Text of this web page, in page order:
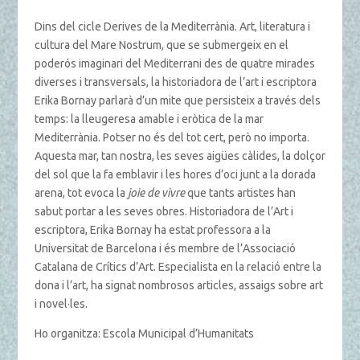
Dins del cicle Derives de la Mediterrània. Art, literatura i
cultura del Mare Nostrum, que se submergeix en el
poderós imaginari del Mediterrani des de quatre mirades
diverses i transversals, la historiadora de l’art i escriptora
Erika Bornay parlarà d’un mite que persisteix a través dels
temps: la lleugeresa amable i eròtica de la mar
Mediterrània. Potser no és del tot cert, però no importa.
Aquesta mar, tan nostra, les seves aigües càlides, la dolçor
del sol que la fa emblavir i les hores d’oci junt a la dorada
arena, tot evoca la joie de vivreque tants artistes han
sabut portar a les seves obres. Historiadora de l’Art i
escriptora, Erika Bornay ha estat professora a la
Universitat de Barcelona i és membre de l’Associació
Catalana de Crítics d’Art. Especialista en la relació entre la
dona i l’art, ha signat nombrosos articles, assaigs sobre art
i novel·les.
Ho organitza: Escola Municipal d’Humanitats